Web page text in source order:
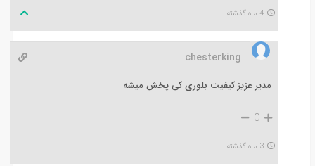
4 ماه گذشته
chesterking
مدیر عزیز کیفیت بلوری کی پخش میشه
0
3 ماه گذشته